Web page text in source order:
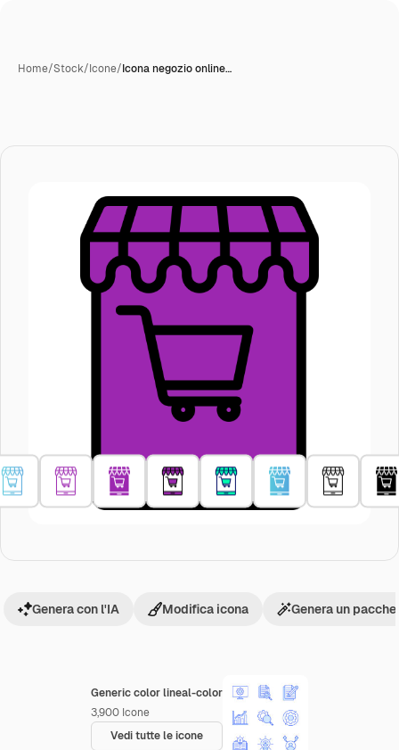
Home/Stock/Icone/Icona negozio online…
Generic color lineal-color
3,900 Icone
Vedi tutte le icone
Genera con l'IA Modifica icona Genera un